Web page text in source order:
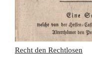
Recht den Rechtlosen